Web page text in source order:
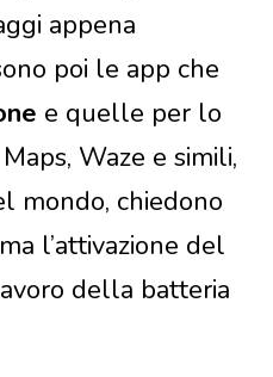
appena
poi le app che
e quelle per lo
Waze e simili,
mondo, chiedono
ma l’attivazione del
della batteria